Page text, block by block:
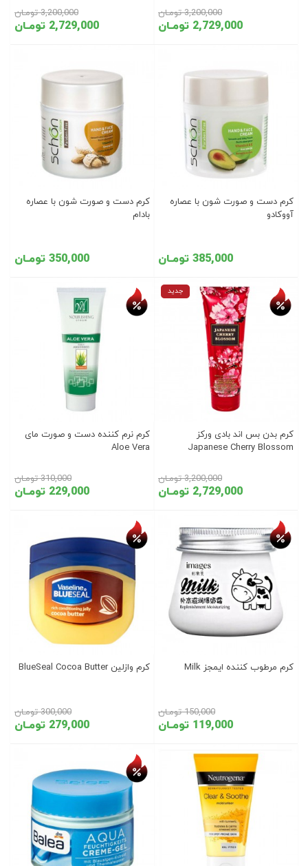
2,729,000 تومـان
3,200,000 تومـان
2,729,000 تومـان
3,200,000 تومـان
کرم دست و صورت شون با عصاره
آووکادو
385,000 تومـان
کرم دست و صورت شون با عصاره
بادام
350,000 تومـان
جدید
کرم بدن بس اند بادی ورکز
Japanese Cherry Blossom
2,729,000 تومـان
3,200,000 تومـان
کرم نرم کننده دست و صورت مای
Aloe Vera
229,000 تومـان
310,000 تومـان
کرم مرطوب کننده ایمجز Milk
119,000 تومـان
150,000 تومـان
کرم وازلین BlueSeal Cocoa Butter
279,000 تومـان
300,000 تومـان